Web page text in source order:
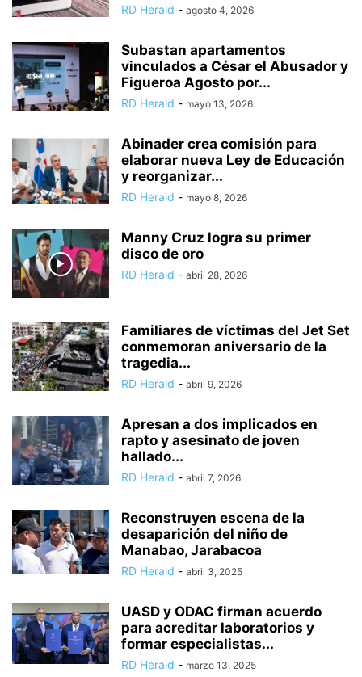
RD Herald - agosto 4, 2026
Subastan apartamentos
vinculados a César el Abusador y
Figueroa Agosto por...
RD Herald - mayo 13, 2026
Abinader crea comisión para
elaborar nueva Ley de Educación
y reorganizar...
RD Herald - mayo 8, 2026
Manny Cruz logra su primer
disco de oro
RD Herald - abril 28, 2026
Familiares de víctimas del Jet Set
conmemoran aniversario de la
tragedia...
RD Herald - abril 9, 2026
Apresan a dos implicados en
rapto y asesinato de joven
hallado...
RD Herald - abril 7, 2026
Reconstruyen escena de la
desaparición del niño de
Manabao, Jarabacoa
RD Herald - abril 3, 2025
UASD y ODAC firman acuerdo
para acreditar laboratorios y
formar especialistas...
RD Herald - marzo 13, 2025